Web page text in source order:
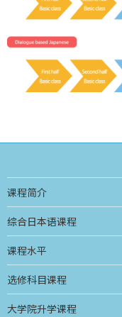
课程简介
综合日本语课程
课程水平
选修科目课程
大学院升学课程